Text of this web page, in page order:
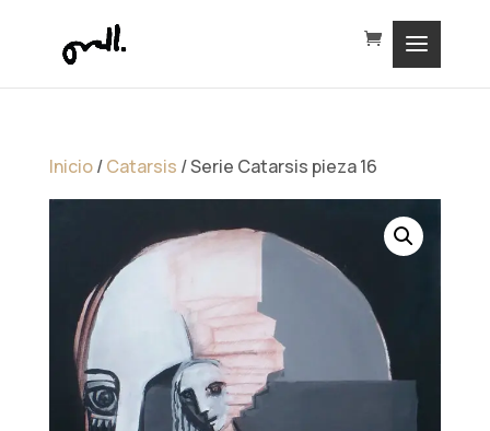
Inicio/Catarsis / Serie Catarsis pieza 16